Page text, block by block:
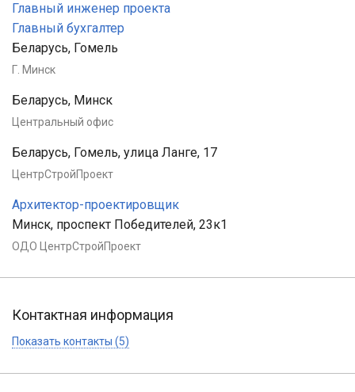
Главный инженер проекта
Главный бухгалтер
Беларусь, Гомель
Г. Минск
Беларусь, Минск
Центральный офис
Беларусь, Гомель, улица Ланге, 17
ЦентрСтройПроект
Архитектор-проектировщик
Минск, проспект Победителей, 23к1
ОДО ЦентрСтройПроект
Контактная информация
Показать контакты (5)